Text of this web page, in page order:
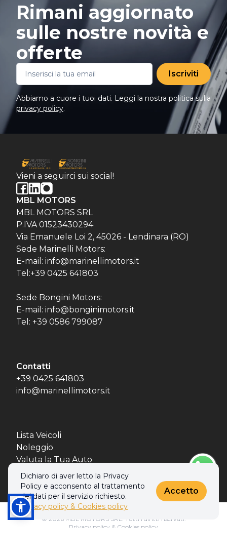
Rimani aggiornato
sulle nostre novità e
offerte
Iscriviti
Abbiamo a cuore i tuoi dati. Leggi la nostra politica sulla
privacy policy.
Vieni a seguirci sui social!
MBL MOTORS
MBL MOTORS SRL
P.IVA 01523430294
Via Emanuele Loi 2, 45026 - Lendinara (RO)
Sede Marinelli Motors:
E-mail: info@marinellimotors.it
Tel:+39 0425 641803
Sede Bongini Motors:
E-mail: info@bonginimotors.it
Tel: +39 0586 799087
Contatti
+39 0425 641803
info@marinellimotors.it
Lista Veicoli
Noleggio
Valuta la Tua Auto
Le Nostre Sedi
Dichiaro di aver letto la Privacy
Policy e acconsento al trattamento
dei dati per il servizio richiesto.
Privacy policy & Cookies policy
Accetto
© 2026 MBL MOTORS SRL. Tutti i diritti riservati.
Privacy policy & Cookies policy